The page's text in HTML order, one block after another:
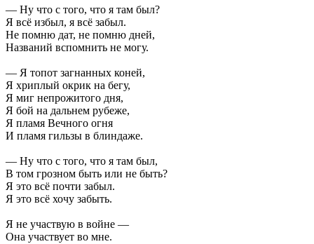
— Ну что с того, что я там был?
Я всё избыл, я всё забыл.
Не помню дат, не помню дней,
Названий вспомнить не могу.
— Я топот загнанных коней,
Я хриплый окрик на бегу,
Я миг непрожитого дня,
Я бой на дальнем рубеже,
Я пламя Вечного огня
И пламя гильзы в блиндаже.
— Ну что с того, что я там был,
В том грозном быть или не быть?
Я это всё почти забыл.
Я это всё хочу забыть.
Я не участвую в войне —
Она участвует во мне.